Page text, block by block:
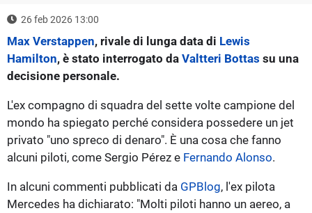
26 feb 2026 13:00
Max Verstappen, rivale di lunga data di Lewis
Hamilton, è stato interrogato da Valtteri Bottas su una
decisione personale.
L'ex compagno di squadra del sette volte campione del
mondo ha spiegato perché considera possedere un jet
privato "uno spreco di denaro". È una cosa che fanno
alcuni piloti, come Sergio Pérez e Fernando Alonso.
In alcuni commenti pubblicati da GPBlog, l'ex pilota
Mercedes ha dichiarato: "Molti piloti hanno un aereo, a